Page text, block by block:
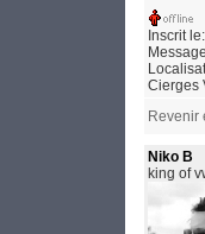
Inscrit
Cierges
Revenir
Niko B
king of